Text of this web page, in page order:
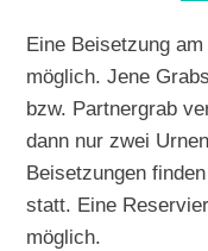
Eine Beisetzung
möglich. Jene
bzw. Partnergrab
dann nur zwei
Beisetzungen
statt. Eine
möglich.